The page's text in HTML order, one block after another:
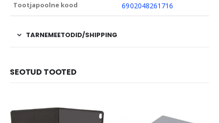
Tootjapoolne kood 6902048261716
TARNEMEETODID/SHIPPING
SEOTUD TOOTED